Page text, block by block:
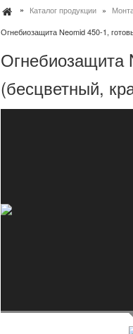
Каталог продукции
Огнебиозащита Neomid 450-1,
Огнебиозащита
(бесцветный,